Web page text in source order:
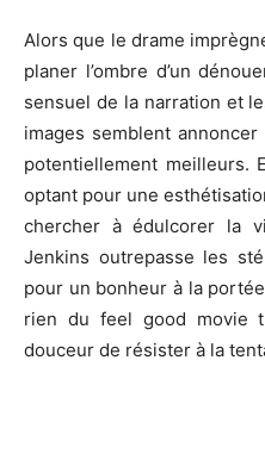
Alors que le drame
planer l’ombre d’un
sensuel de la narration et
images semblent
potentiellement meilleurs.
optant pour une
chercher à édulcorer la
Jenkins outrepasse les
pour un bonheur à la
rien du feel good movie
douceur de résister à la